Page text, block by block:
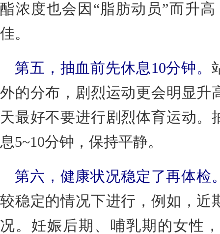
酯浓度也会因“脂肪动员”而升
佳。
第五，抽血前先休息10分钟。
外的分布，剧烈运动更会明显升
天最好不要进行剧烈体育运动。
息5~10分钟，保持平静。
第六，健康状况稳定了再体检
较稳定的情况下进行，例如，近
况。妊娠后期、哺乳期的女性